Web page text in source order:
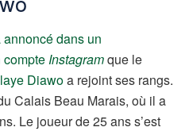
annoncé dans un
Instagramque le
Diawoa rejoint ses rangs.
Calais Beau Marais, où il a
Le joueur de 25 ans s’est